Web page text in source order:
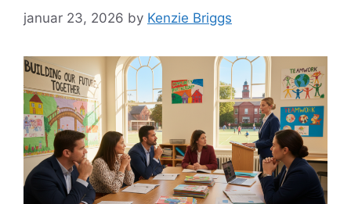
januar 23, 2026 by Kenzie Briggs